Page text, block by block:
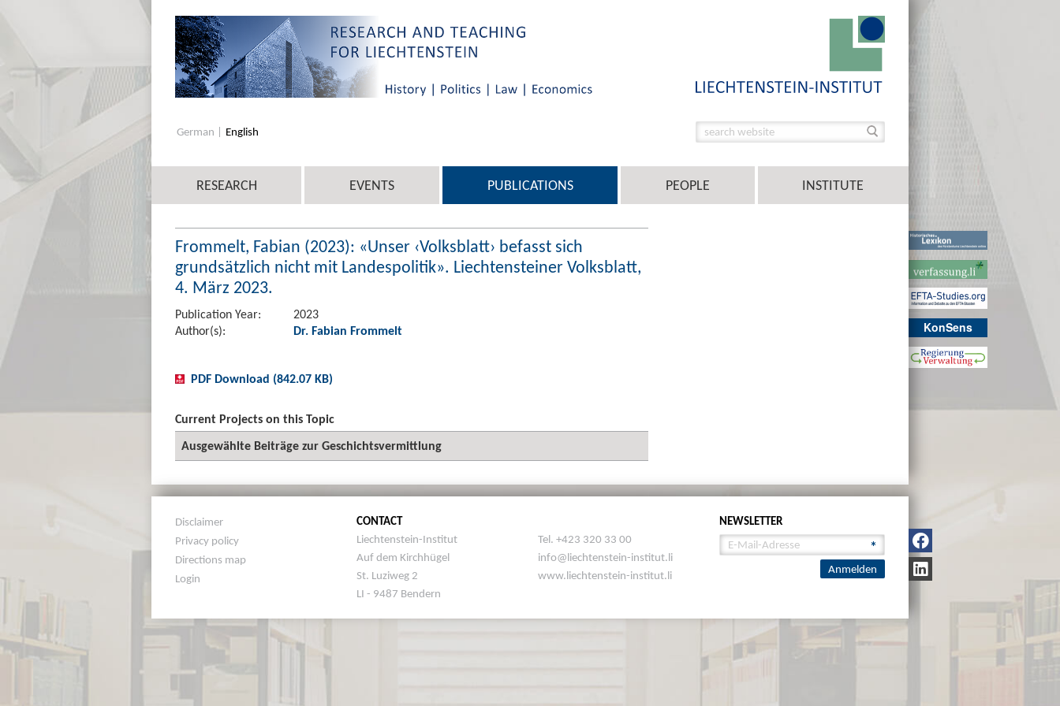
KonSens
German English
RESEARCH EVENTS PUBLICATIONS PEOPLE INSTITUTE
Frommelt, Fabian (2023): «Unser ‹Volksblatt› befasst sich
grundsätzlich nicht mit Landespolitik». Liechtensteiner Volksblatt,
4. März 2023.
Publication Year:
2023
Author(s):
Dr. Fabian Frommelt
PDF Download (842.07 KB)
Current Projects on this Topic
Ausgewählte Beiträge zur Geschichtsvermittlung
Disclaimer
Privacy policy
Directions map
Login
CONTACT
Liechtenstein-Institut
Auf dem Kirchhügel
St. Luziweg 2
LI - 9487 Bendern
Tel. +423 320 33 00
info@liechtenstein-institut.li
www.liechtenstein-institut.li
NEWSLETTER